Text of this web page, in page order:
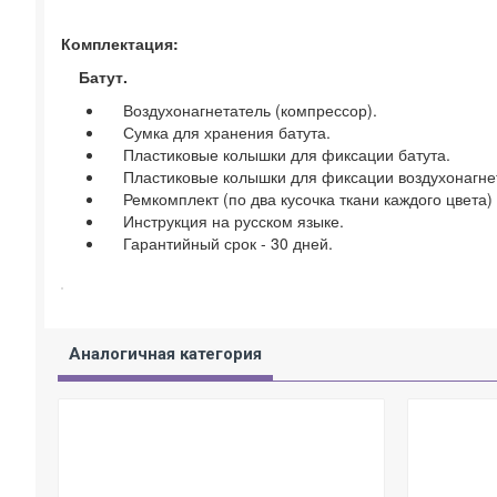
Комплектация:
Батут.
Воздухонагнетатель (компрессор).
Сумка для хранения батута.
Пластиковые колышки для фиксации батута.
Пластиковые колышки для фиксации
Ремкомплект (по два кусочка ткани каждого цвета)
Инструкция на русском языке.
Гарантийный срок - 30 дней.
Аналогичная категория